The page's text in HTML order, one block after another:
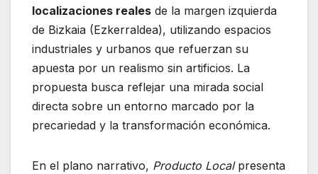
localizaciones reales de la margen izquierda
de Bizkaia (Ezkerraldea), utilizando espacios
industriales y urbanos que refuerzan su
apuesta por un realismo sin artificios. La
propuesta busca reflejar una mirada social
directa sobre un entorno marcado por la
precariedad y la transformación económica.
En el plano narrativo, Producto Localpresenta